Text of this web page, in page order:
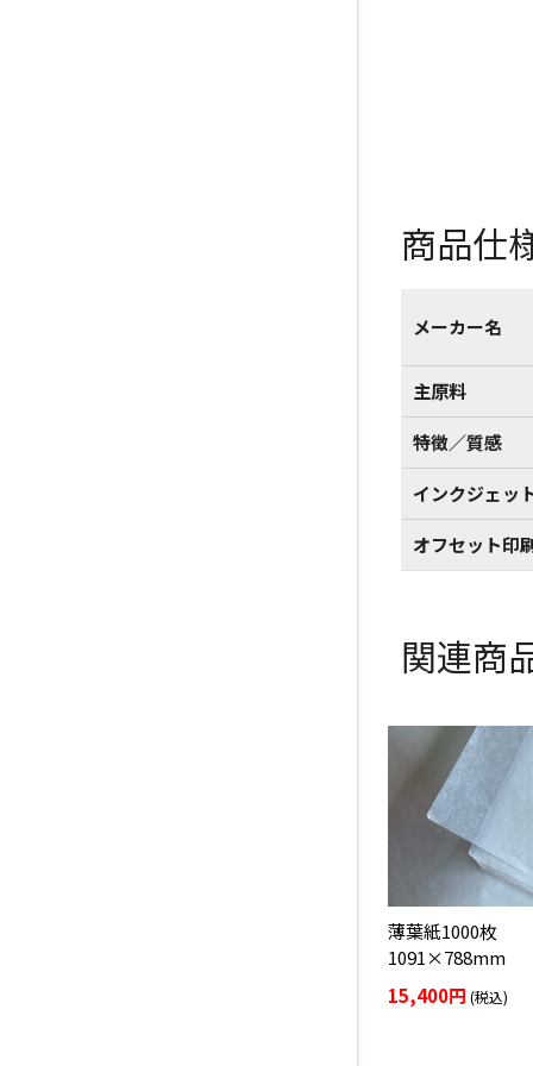
商品仕
メーカー名
主原料
特徴／質感
インクジェッ
オフセット印
関連商
薄葉紙1000枚
1091×788mm
15,400円(税込)